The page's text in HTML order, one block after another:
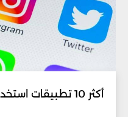
أكثر 10 تطبيقات استخداماً في العالم